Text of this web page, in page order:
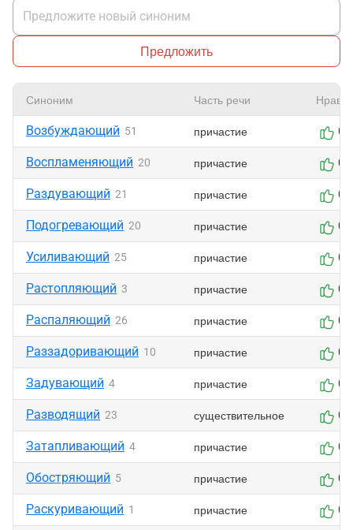
Предложить
Синоним Часть речи
Возбуждающий 51 причастие 0
Воспламеняющий 20 причастие 0
Раздувающий 21 причастие 0
Подогревающий 20 причастие 0
Усиливающий 25 причастие 0
Растопляющий 3 причастие 0
Распаляющий 26 причастие 0
Раззадоривающий 10 причастие 0
Задувающий 4 причастие 0
Разводящий 23 существительное 0
Затапливающий 4 причастие 0
Обостряющий 5 причастие 0
Раскуривающий 1 причастие 0